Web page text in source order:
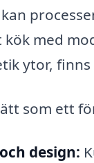
med
ytor,
som ett
design: